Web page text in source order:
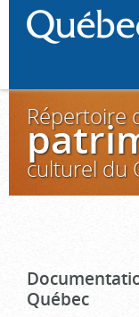
Répertoire
culturel du
Québec